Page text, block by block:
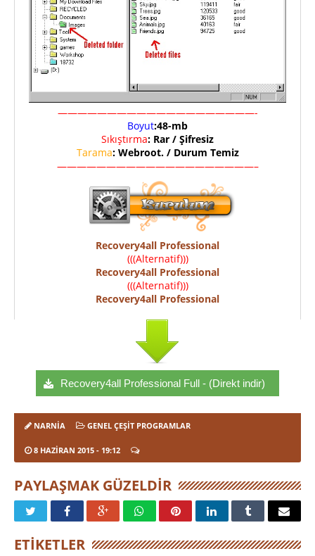
————————————————————-
Boyut:48-mb
Sıkıştırma: Rar / Şifresiz
Tarama: Webroot. / Durum Temiz
————————————————————–
Recovery4all Professional
(((Alternatif)))
Recovery4all Professional
(((Alternatif)))
Recovery4all Professional
Recovery4all Professional Full - (Direkt indir)
NARNIA GENEL ÇEŞIT PROGRAMLAR
8 HAZIRAN 2015 - 19:12
PAYLAŞMAK GÜZELDIR
ETIKETLER